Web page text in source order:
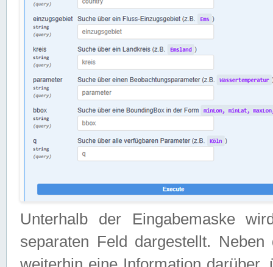
Unterhalb der Eingabemaske
separaten Feld dargestellt.